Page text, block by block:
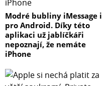
Modré bubliny iMessage i
pro Android. Díky této
aplikaci už jablíčkáři
nepoznají, že nemáte
iPhone